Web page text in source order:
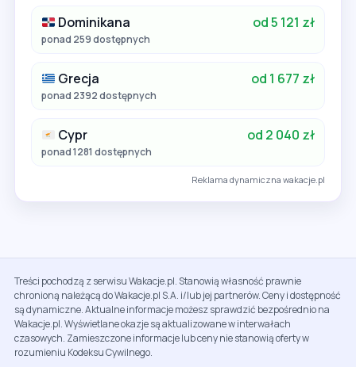
Dominikana od 5 121 zł
ponad 259 dostępnych
Grecja od 1 677 zł
ponad 2392 dostępnych
Cypr od 2 040 zł
ponad 1281 dostępnych
Reklama dynamiczna wakacje.pl
Treści pochodzą z serwisu Wakacje.pl. Stanowią własność prawnie
chronioną należącą do Wakacje.pl S.A. i/lub jej partnerów. Ceny i dostępność
są dynamiczne. Aktualne informacje możesz sprawdzić bezpośrednio na
Wakacje.pl. Wyświetlane okazje są aktualizowane w interwałach
czasowych. Zamieszczone informacje lub ceny nie stanowią oferty w
rozumieniu Kodeksu Cywilnego.